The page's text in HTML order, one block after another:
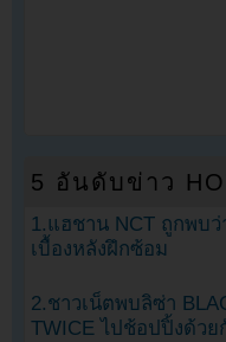
5 อันดับข่าว
1.แฮชาน NCT ถูกพบ
เบื้องหลังฝึกซ้อม
2.ชาวเน็ตพบลิซ่า
TWICE ไปช้อปปิ้งด้วย